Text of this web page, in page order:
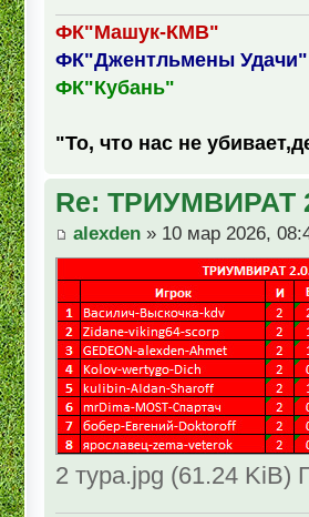
ФК"Машук-КМВ"
ФК"Джентльмены Удачи"
ФК"Кубань"
"То, что нас не
Re: ТРИУМВИРАТ
alexden » 10 мар 2026,
2 тура.jpg (61.24 KiB)